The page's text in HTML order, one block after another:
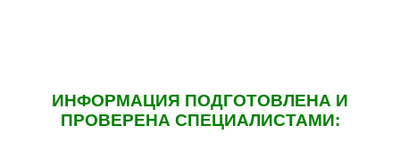
ИНФОРМАЦИЯ ПОДГОТОВЛЕНА И
ПРОВЕРЕНА СПЕЦИАЛИСТАМИ: